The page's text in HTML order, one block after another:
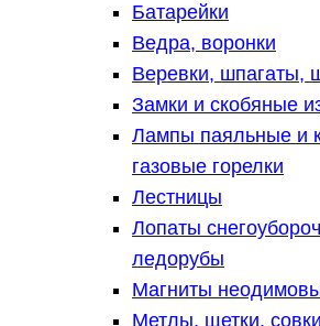
Батарейки
Ведра, воронки
Веревки, шпагаты,
Замки и скобяные
Лампы паяльные и
газовые горелки
Лестницы
Лопаты
ледорубы
Магниты
Метлы, щетки, совки